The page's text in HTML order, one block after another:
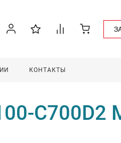
КОНТАКТЫ
C700D2